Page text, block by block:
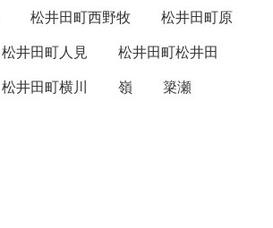
松井田町西野牧
松井田町原
松井田町人見
松井田町松井田
松井田町横川 嶺 簗瀬